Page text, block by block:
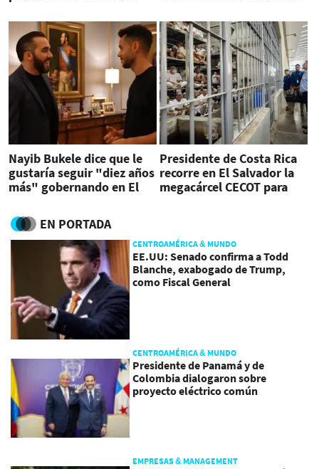
Nayib Bukele dice que le
gustaría seguir "diez años
más" gobernando en El
Presidente de Costa Rica
recorre en El Salvador la
megacárcel CECOT para
EN PORTADA
CENTROAMÉRICA & MUNDO
EE.UU: Senado confirma a Todd
Blanche, exabogado de Trump,
como Fiscal General
CENTROAMÉRICA & MUNDO
Presidente de Panamá y de
Colombia dialogaron sobre
proyecto eléctrico común
EMPRESAS & MANAGEMENT